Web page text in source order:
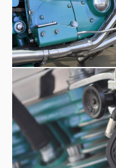
La prima Harley
secolo, aveva un
conserva. Eppure
questo nome in una
diventata il simbolo
Il gruppo musicale883
questa moto, in
PezzalieMauro
Harley.
Nel film del1996